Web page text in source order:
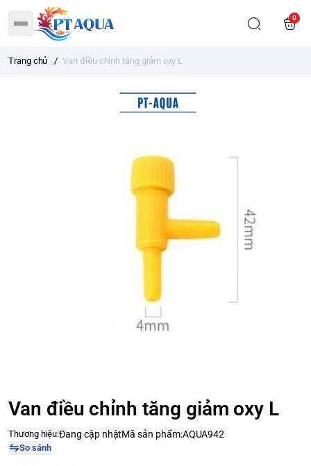
0
Trang chủ / Van điều chỉnh tăng giảm oxy L
Van điều chỉnh tăng giảm oxy L
Thương hiệu:Đang cập nhậtMã sản phẩm:AQUA942
So sánh